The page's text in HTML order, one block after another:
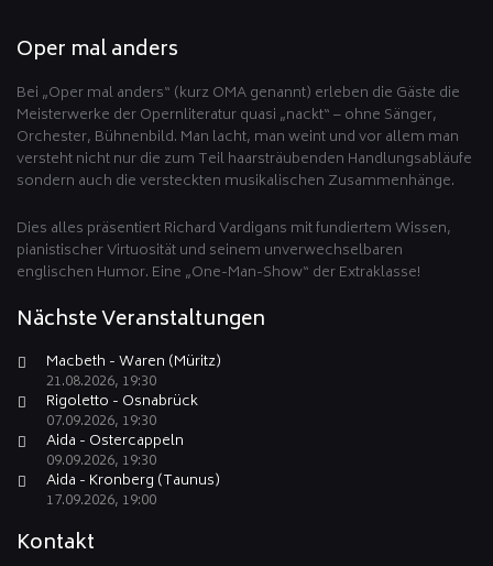
Oper mal anders
Bei „Oper mal anders“ (kurz OMA genannt) erleben die Gäste die
Meisterwerke der Opernliteratur quasi „nackt“ – ohne Sänger,
Orchester, Bühnenbild. Man lacht, man weint und vor allem man
versteht nicht nur die zum Teil haarsträubenden Handlungsabläufe
sondern auch die versteckten musikalischen Zusammenhänge.
Dies alles präsentiert Richard Vardigans mit fundiertem Wissen,
pianistischer Virtuosität und seinem unverwechselbaren
englischen Humor. Eine „One-Man-Show“ der Extraklasse!
Nächste Veranstaltungen
Macbeth - Waren (Müritz)
21.08.2026, 19:30
Rigoletto - Osnabrück
07.09.2026, 19:30
Aida - Ostercappeln
09.09.2026, 19:30
Aida - Kronberg (Taunus)
17.09.2026, 19:00
Kontakt